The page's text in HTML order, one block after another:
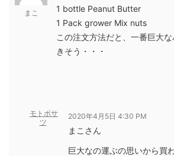
まこ
1 bottle Peanut Butter
1 Pack grower Mix nuts
この注文方法だと、一番巨大
きそう・・・
モトボサ
ツ
2020年4月5日 4:30 PM
まこさん
巨大なの運ぶの思いから買